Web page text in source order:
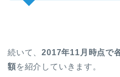
続いて、2017年11月時点で
額を紹介していきます。